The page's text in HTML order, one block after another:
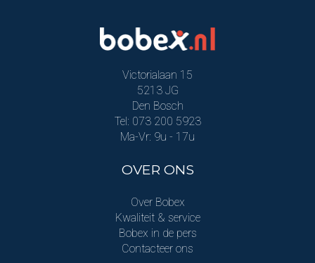
Victorialaan 15
5213 JG
Den Bosch
Tel: 073 200 5923
Ma-Vr: 9u - 17u
OVER ONS
Over Bobex
Kwaliteit & service
Bobex in de pers
Contacteer ons